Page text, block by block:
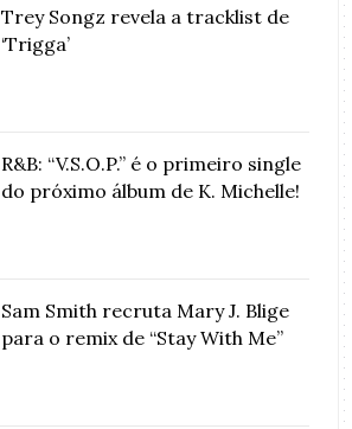
Trey Songz revela a tracklist de
‘Trigga’
R&B: “V.S.O.P.” é o primeiro single
do próximo álbum de K. Michelle!
Sam Smith recruta Mary J. Blige
para o remix de “Stay With Me”